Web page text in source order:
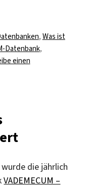
, Was ist
Datenbank,
einen
die jährlich
VADEMECUM –